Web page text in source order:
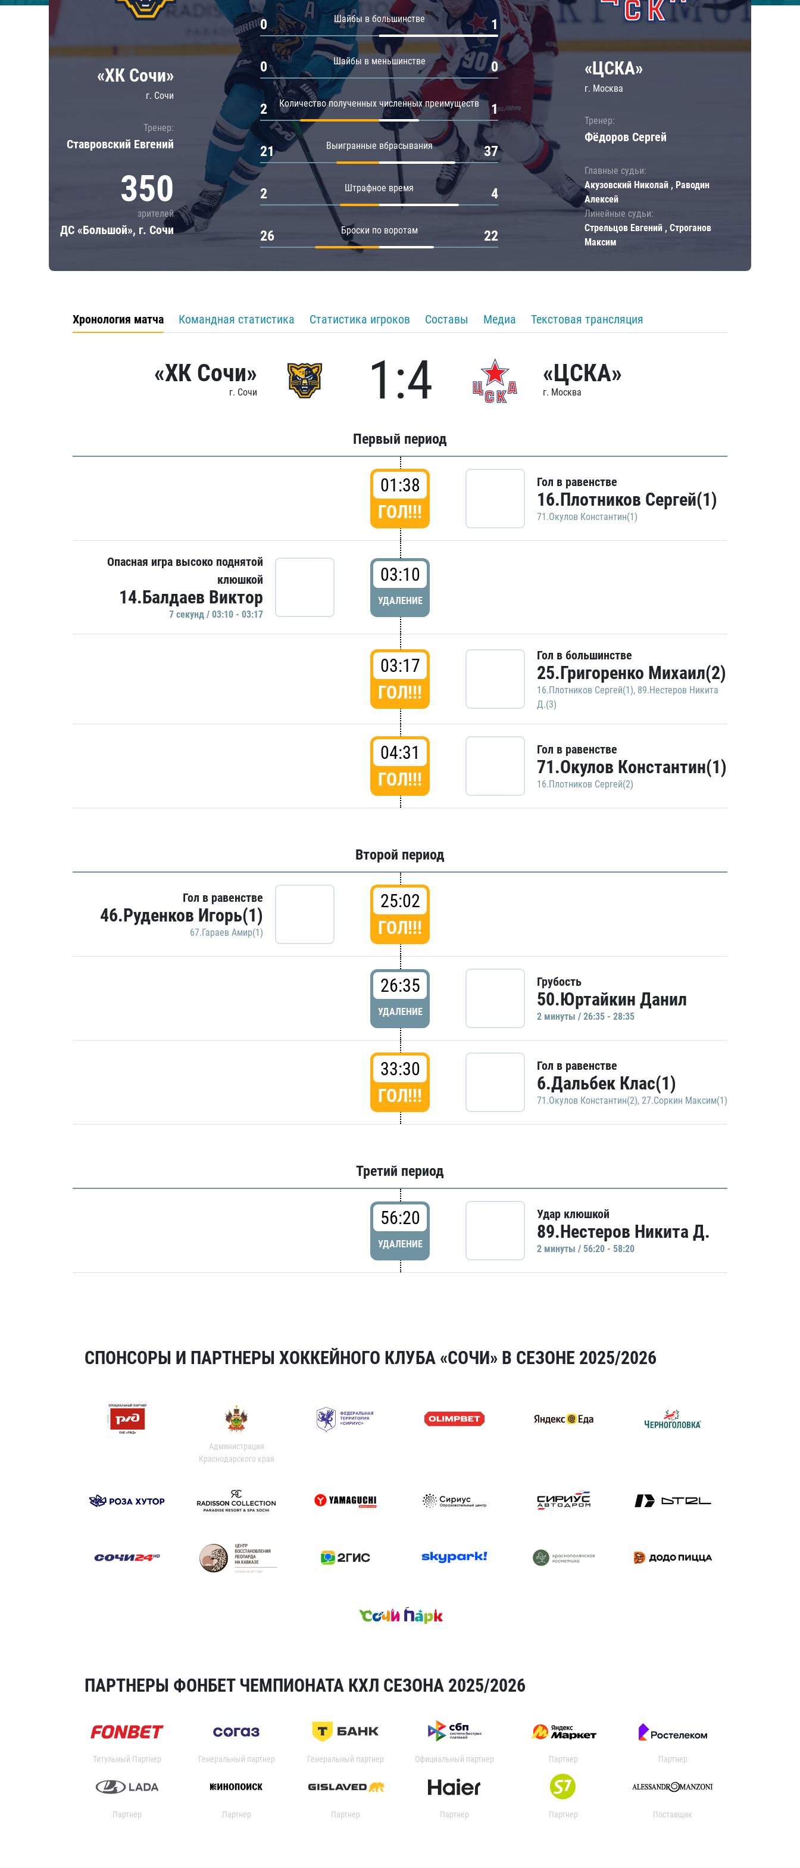
Локомотив
ЦСКА
Шанхайские Драконы
Амур
Барыс
Салават Юлаев
«ХК Сочи»
г. Сочи
Тренер:
Ставровский Евгений
350
зрителей
ДС «Большой», г. Сочи
Шайбы в большинстве
0 1
Шайбы в меньшинстве
0 0
Количество полученных численных преимуществ
2 1
Выигранные вбрасывания
21 37
Штрафное время
2 4
Броски по воротам
26 22
«ЦСКА»
г. Москва
Тренер:
Фёдоров Сергей
Главные судьи:
Акузовский Николай , Раводин
Алексей
Линейные судьи:
Стрельцов Евгений , Строганов
Максим
Хронология матча Командная статистика Статистика игроков Составы Медиа Текстовая трансляция
«ХК Сочи»
г. Сочи 1:4 «ЦСКА»
г. Москва
Первый период
01:38
ГОЛ!!!
Гол в равенстве
16.Плотников Сергей(1)
71.Окулов Константин(1)
Опасная игра высоко поднятой
клюшкой
14.Балдаев Виктор
7 секунд / 03:10 - 03:17
03:10
УДАЛЕНИЕ
03:17
ГОЛ!!!
Гол в большинстве
25.Григоренко Михаил(2)
16.Плотников Сергей(1), 89.Нестеров Никита
Д.(3)
04:31
ГОЛ!!!
Гол в равенстве
71.Окулов Константин(1)
16.Плотников Сергей(2)
Второй период
Гол в равенстве
46.Руденков Игорь(1)
67.Гараев Амир(1)
25:02
ГОЛ!!!
26:35
УДАЛЕНИЕ
Грубость
50.Юртайкин Данил
2 минуты / 26:35 - 28:35
33:30
ГОЛ!!!
Гол в равенстве
6.Дальбек Клас(1)
71.Окулов Константин(2), 27.Соркин Максим(1)
Третий период
56:20
УДАЛЕНИЕ
Удар клюшкой
89.Нестеров Никита Д.
2 минуты / 56:20 - 58:20
СПОНСОРЫ И ПАРТНЕРЫ ХОККЕЙНОГО КЛУБА «СОЧИ» В СЕЗОНЕ 2025/2026
Администрация
Краснодарского края
ПАРТНЕРЫ ФОНБЕТ ЧЕМПИОНАТА КХЛ СЕЗОНА 2025/2026
Титульный Партнер Генеральный партнер Генеральный партнер Официальный партнер Партнер Партнер
Партнер Партнер Партнер Партнер Партнер Поставщик